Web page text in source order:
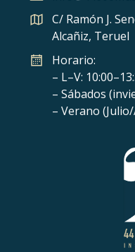
C/ Ramón J.
Alcañiz, Teruel
Horario:
– L–V:
– Sábados
– Verano